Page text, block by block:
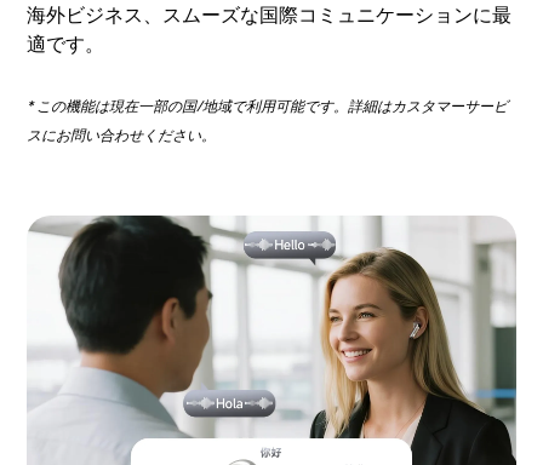
海外ビジネス、スムーズな国際コミュニケーションに最
適です。
* この機能は現在一部の国/地域で利用可能です。詳細はカスタマーサービ
スにお問い合わせください。